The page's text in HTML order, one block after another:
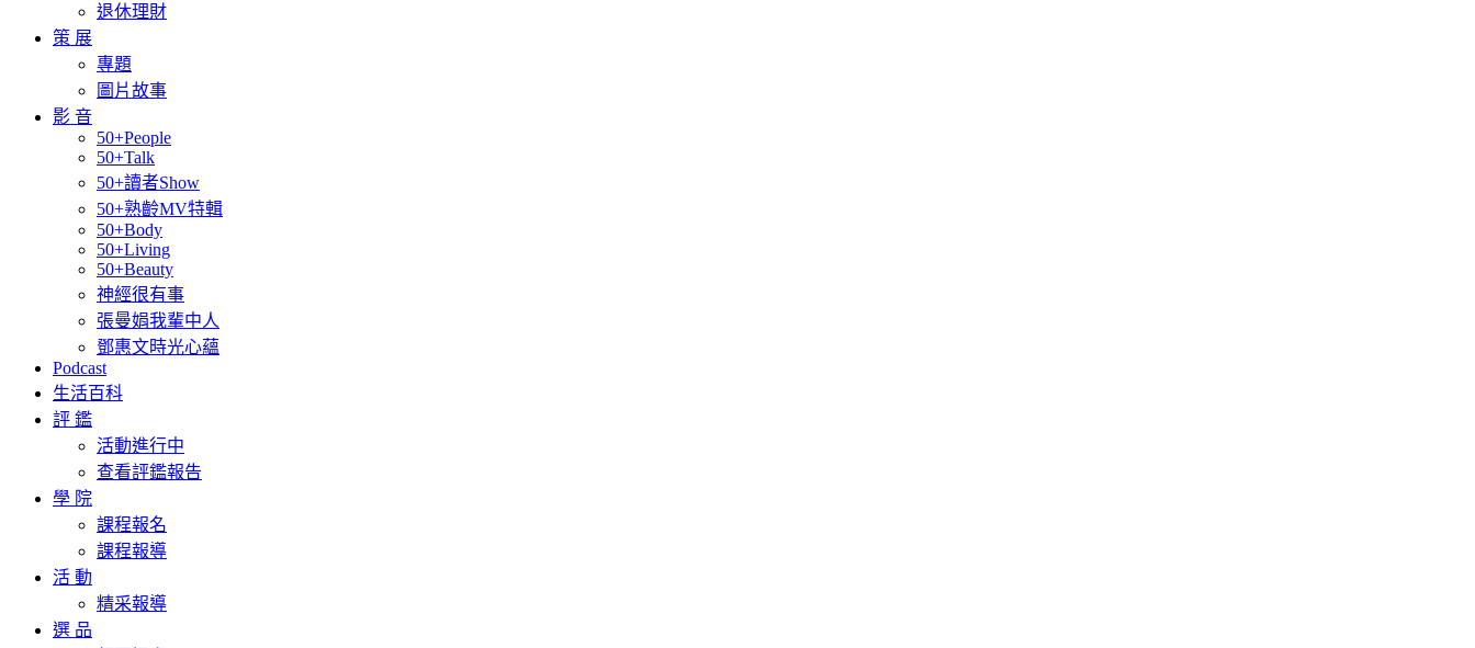
退休理財
策 展
專題
圖片故事
影 音
50+People
50+Talk
50+讀者Show
50+熟齡MV特輯
50+Body
50+Living
50+Beauty
神經很有事
張曼娟我輩中人
鄧惠文時光心蘊
Podcast
生活百科
評 鑑
活動進行中
查看評鑑報告
學 院
課程報名
課程報導
活 動
精采報導
選 品